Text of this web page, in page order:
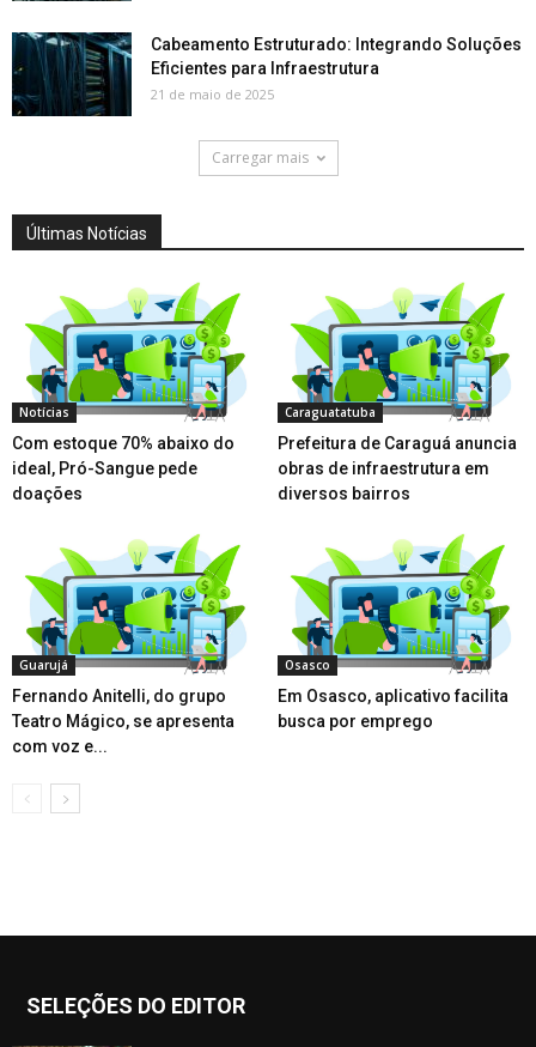
Cabeamento Estruturado: Integrando Soluções
Eficientes para Infraestrutura
21 de maio de 2025
Carregar mais
Últimas Notícias
Notícias
Com estoque 70% abaixo do
ideal, Pró-Sangue pede
doações
Caraguatatuba
Prefeitura de Caraguá anuncia
obras de infraestrutura em
diversos bairros
Guarujá
Fernando Anitelli, do grupo
Teatro Mágico, se apresenta
com voz e...
Osasco
Em Osasco, aplicativo facilita
busca por emprego
SELEÇÕES DO EDITOR